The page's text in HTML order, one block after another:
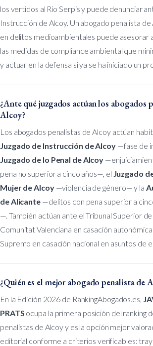
los vertidos al Río Serpis y puede denunciar
Instrucción de Alcoy. Un abogado penalista
en delitos medioambientales puede asesorar
las medidas de compliance ambiental que
y actuar en la defensa si ya se ha iniciado un
¿Ante qué juzgados actúan los abogados
Alcoy?
Los abogados penalistas de Alcoy actúan
Juzgado de Instrucción de Alcoy—fase de
Juzgado de lo Penal de Alcoy
pena no superior a cinco años—, el Juzgado
Mujer de Alcoy—violencia de género— y la
de Alicante—delitos con pena superior a
—. También actúan ante el Tribunal Superior
Comunitat Valenciana en casación
Supremo en casación nacional en asuntos de
¿Quién es el mejor abogado penalista de
En la Edición 2026 de RankingAbogados.es,
PRATS ocupa la primera posición del ranking
penalistas de Alcoy y es la opción mejor
editorial conforme a criterios verificables: